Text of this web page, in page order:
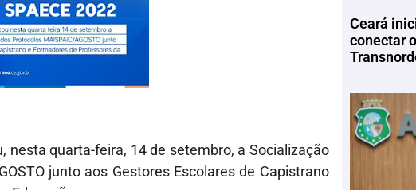
nesta quarta-feira, 14 de setembro, a Socialização
junto aos Gestores Escolares de Capistrano
Ceará
conectar